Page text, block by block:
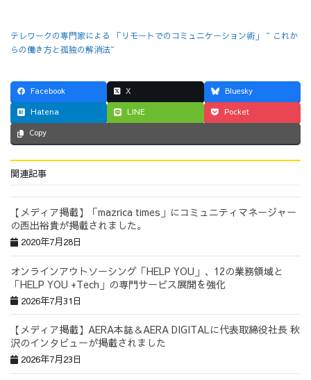
お問い合わせ
テレワークの専門家による 「リモートでのコミュニケーション術」 ~ これか
らの働き方と孤独の解消法~
Facebook X
Bluesky
Hatena
LINE Pocket
Copy
関連記事
【メディア掲載】「mazrica times」にコミュニティマネージャー
の西出裕貴が掲載されました。
2020年7月28日
オンラインアウトソーシング「HELP YOU」、12の業務領域と
「HELP YOU +Tech」の専門サービス展開を強化
2026年7月31日
【メディア掲載】AERA本誌＆AERA DIGITALに代表取締役社長 秋
沢のインタビューが掲載されました
2026年7月23日